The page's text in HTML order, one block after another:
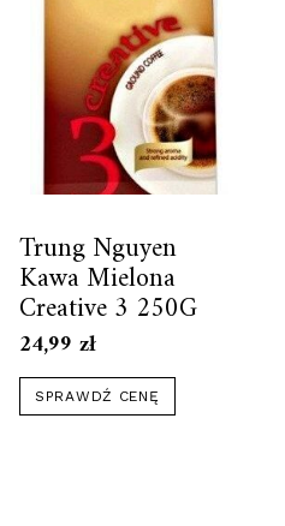
Trung Nguyen
Kawa Mielona
Creative 3 250G
24,99 zł
SPRAWDŹ CENĘ